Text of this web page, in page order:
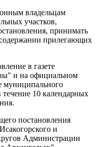
владельцам
участков,
принимать
прилегающих
в газете
и на официальном
муниципального
течение 10 календарных
постановления
и
Администрации